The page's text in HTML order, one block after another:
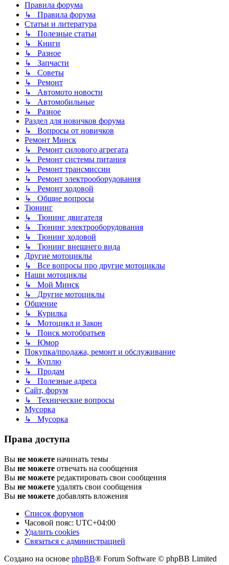
Правила форума
↳ Правила форума
Статьи и литература
↳ Полезные статьи
↳ Книги
↳ Разное
↳ Запчасти
↳ Советы
↳ Ремонт
↳ Автомото новости
↳ Автомобильные
↳ Разное
Раздел для новичков форума
↳ Вопросы от новичков
Ремонт Минск
↳ Ремонт силового агрегата
↳ Ремонт системы питания
↳ Ремонт трансмиссии
↳ Ремонт электрооборудования
↳ Ремонт ходовой
↳ Общие вопросы
Тюнинг
↳ Тюнинг двигателя
↳ Тюнинг электрооборудования
↳ Тюнинг ходовой
↳ Тюнинг внешнего вида
Другие мотоциклы
↳ Все вопросы про другие мотоциклы
Наши мотоциклы
↳ Мой Минск
↳ Другие мотоциклы
Общение
↳ Курилка
↳ Мотоцикл и Закон
↳ Поиск мотобратьев
↳ Юмор
Покупка/продажа, ремонт и обслуживание
↳ Куплю
↳ Продам
↳ Полезные адреса
Сайт, форум
↳ Технические вопросы
Мусорка
↳ Мусорка
Права доступа
Вы не можете начинать темы
Вы не можете отвечать на сообщения
Вы не можете редактировать свои сообщения
Вы не можете удалять свои сообщения
Вы не можете добавлять вложения
Список форумов
Часовой пояс: UTC+04:00
Удалить cookies
Связаться с администрацией
Создано на основе phpBB® Forum Software © phpBB Limited